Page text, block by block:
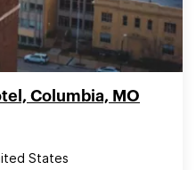
Columbia, MO
States